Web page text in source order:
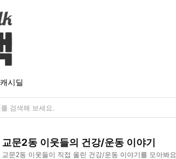
캐시딜
교문2동 이웃들의 건강/운동 이야기
교문2동 이웃들이 직접 올린 건강/운동 이야기를 모아봐요